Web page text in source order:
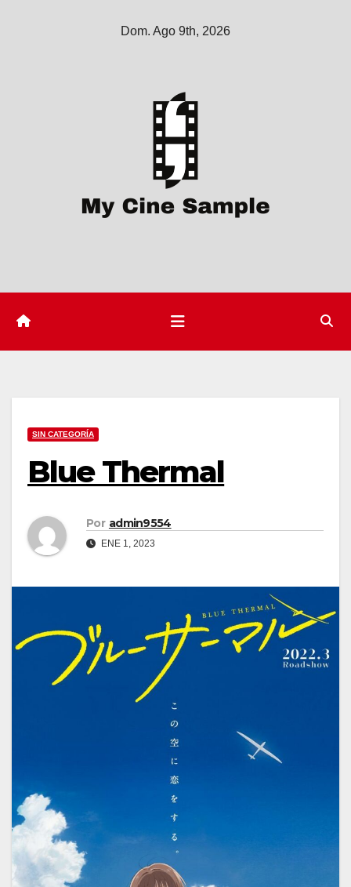
Dom. Ago 9th, 2026
SIN CATEGORÍA
Blue Thermal
Por admin9554
ENE 1, 2023